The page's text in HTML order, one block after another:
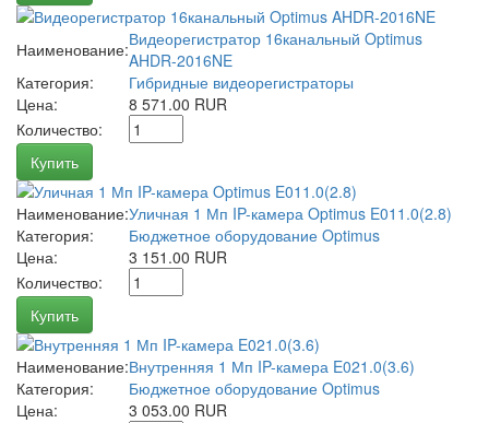
Наименование:Видеорегистратор 16канальный Optimus
AHDR-2016NE
Категория:
Гибридные видеорегистраторы
Цена:
8 571.00 RUR
Количество:
Купить
Наименование:Уличная 1 Мп IP-камера Optimus E011.0(2.8)
Категория:
Бюджетное оборудование Optimus
Цена:
3 151.00 RUR
Количество:
Купить
Наименование:Внутренняя 1 Мп IP-камера E021.0(3.6)
Категория:
Бюджетное оборудование Optimus
Цена:
3 053.00 RUR